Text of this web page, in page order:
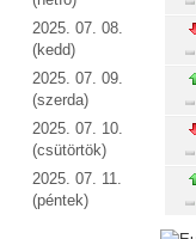
2025. 07. 08.
(kedd)
2025. 07. 09.
(szerda)
2025. 07. 10.
(csütörtök)
2025. 07. 11.
(péntek)